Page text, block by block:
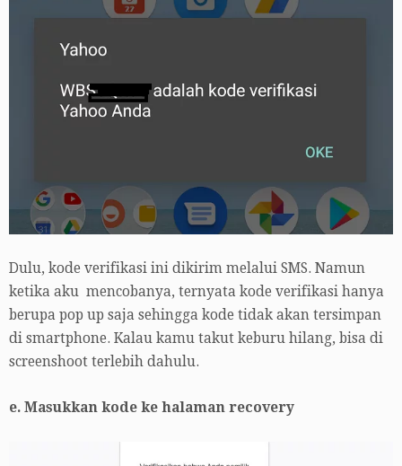
Dulu, kode verifikasi ini dikirim melalui SMS. Namun
ketika aku mencobanya, ternyata kode verifikasi hanya
berupa pop up saja sehingga kode tidak akan tersimpan
di smartphone. Kalau kamu takut keburu hilang, bisa di
screenshoot terlebih dahulu.
e. Masukkan kode ke halaman recovery